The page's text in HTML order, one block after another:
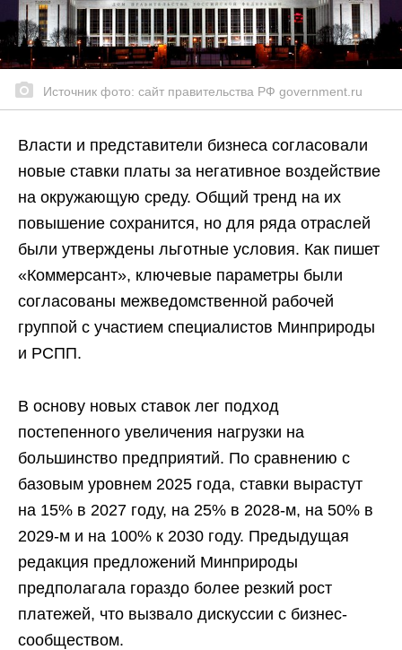
Источник фото: сайт правительства РФ government.ru
Власти и представители бизнеса согласовали
новые ставки платы за негативное воздействие
на окружающую среду. Общий тренд на их
повышение сохранится, но для ряда отраслей
были утверждены льготные условия. Как пишет
«Коммерсант», ключевые параметры были
согласованы межведомственной рабочей
группой с участием специалистов Минприроды
и РСПП.
В основу новых ставок лег подход
постепенного увеличения нагрузки на
большинство предприятий. По сравнению с
базовым уровнем 2025 года, ставки вырастут
на 15% в 2027 году, на 25% в 2028-м, на 50% в
2029-м и на 100% к 2030 году. Предыдущая
редакция предложений Минприроды
предполагала гораздо более резкий рост
платежей, что вызвало дискуссии с бизнес-
сообществом.